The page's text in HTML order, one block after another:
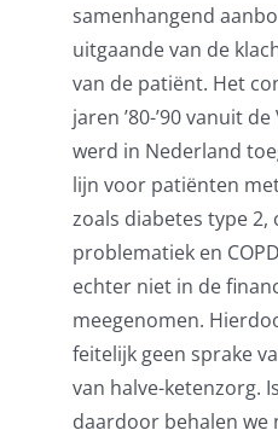
samenhangend
uitgaande van de
van de patiënt. Het
jaren ’80-’90 vanuit
werd in Nederland
lijn voor patiënten
zoals diabetes type 2,
problematiek en
echter niet in de
meegenomen.
feitelijk geen sprake
van halve-ketenzorg.
daardoor behalen we